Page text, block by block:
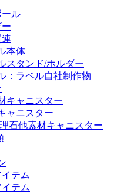
ル
本体
スタンド/ホルダー
：ラベル自社制作物
キャニスター
ャニスター
石他素材キャニスター
テム
テム